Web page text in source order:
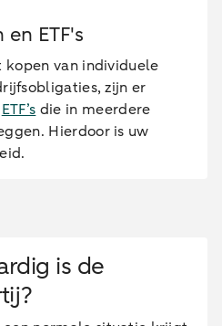
ETF's
van individuele
zijn er
ETF’s die in meerdere
Hierdoor is uw
is de